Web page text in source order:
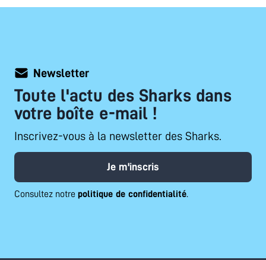
Newsletter
Toute l'actu des Sharks dans
votre boîte e-mail !
Inscrivez-vous à la newsletter des Sharks.
Je m'inscris
Consultez notre politique de confidentialité.